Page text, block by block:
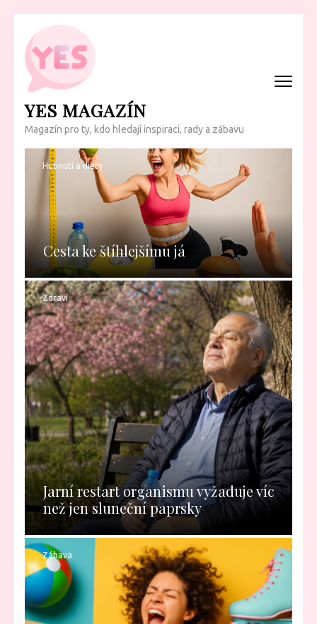
Přeskočit
obsah
(Enter)
YES MAGAZÍN
Magazín pro ty, kdo hledají inspiraci, rady a zábavu
Hubnutí a diety
Cesta ke štíhlejšímu já
Zdraví
Jarní restart organismu vyžaduje víc
než jen sluneční paprsky
Zábava